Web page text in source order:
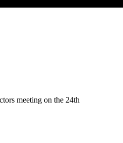
meeting on the 24th